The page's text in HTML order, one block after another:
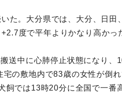
た。大分県では、大分、日田
度で平年よりかなり高かっ
送中に心肺停止状態になり、
の敷地内で83歳の女性が倒
では13時20分に全国で一番